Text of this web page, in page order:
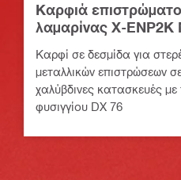
Καρφιά
λαμαρίνας X-ENP2K
Καρφί σε δεσμίδα για
μεταλλικών επιστρώσεων
χαλύβδινες κατασκευές
φυσιγγίου DX 76